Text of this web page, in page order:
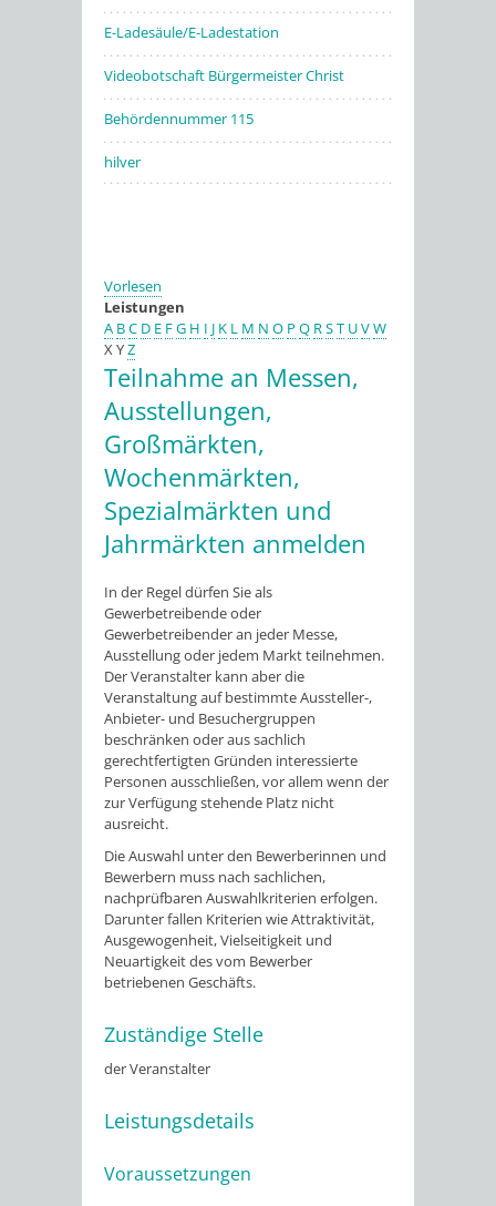
E-Ladesäule/E-Ladestation
Videobotschaft Bürgermeister Christ
Behördennummer 115
hilver
Vorlesen
Leistungen
A BC D E FG H I J K L M N O P Q RST UVW
XYZ
Teilnahme an Messen,
Ausstellungen,
Großmärkten,
Wochenmärkten,
Spezialmärkten und
Jahrmärkten anmelden
In der Regel dürfen Sie als
Gewerbetreibende oder
Gewerbetreibender an jeder Messe,
Ausstellung oder jedem Markt teilnehmen.
Der Veranstalter kann aber die
Veranstaltung auf bestimmte Aussteller-,
Anbieter- und Besuchergruppen
beschränken oder aus sachlich
gerechtfertigten Gründen interessierte
Personen ausschließen, vor allem wenn der
zur Verfügung stehende Platz nicht
ausreicht.
Die Auswahl unter den Bewerberinnen und
Bewerbern muss nach sachlichen,
nachprüfbaren Auswahlkriterien erfolgen.
Darunter fallen Kriterien wie Attraktivität,
Ausgewogenheit, Vielseitigkeit und
Neuartigkeit des vom Bewerber
betriebenen Geschäfts.
Zuständige Stelle
der Veranstalter
Leistungsdetails
Voraussetzungen